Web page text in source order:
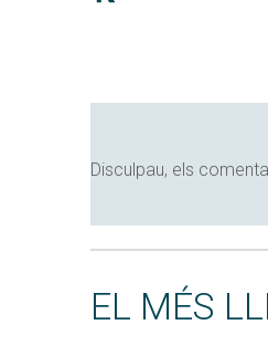
Disculpau, els
EL MÉS